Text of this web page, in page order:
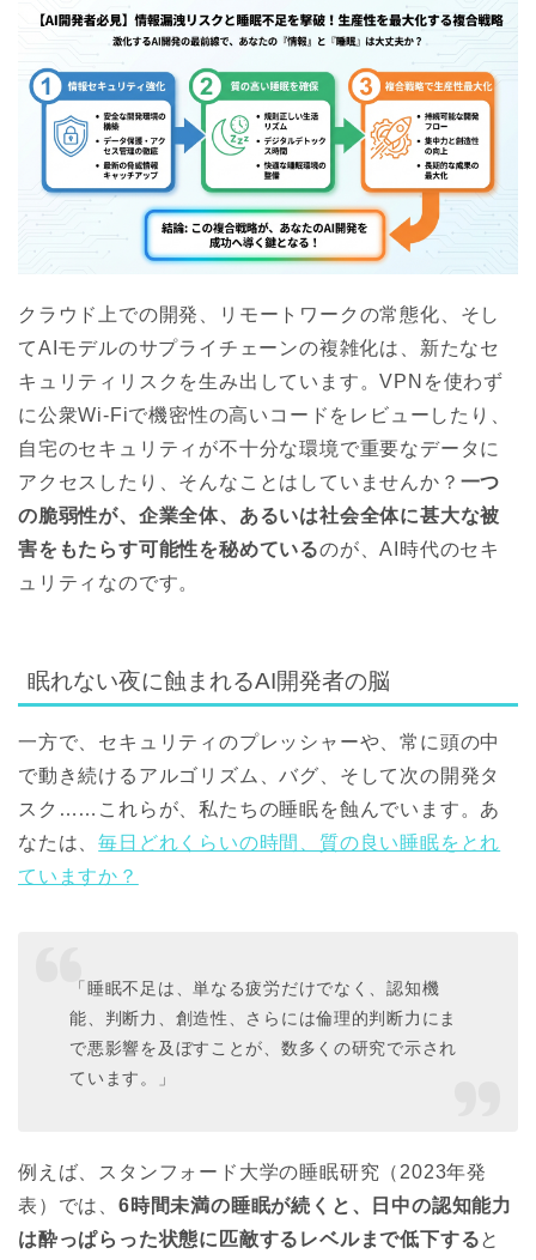
クラウド上での開発、リモートワークの常態化、そし
てAIモデルのサプライチェーンの複雑化は、新たなセ
キュリティリスクを生み出しています。VPNを使わず
に公衆Wi-Fiで機密性の高いコードをレビューしたり、
自宅のセキュリティが不十分な環境で重要なデータに
アクセスしたり、そんなことはしていませんか？ 一つ
の脆弱性が、企業全体、あるいは社会全体に甚大な被
害をもたらす可能性を秘めているのが、AI時代のセキ
ュリティなのです。
眠れない夜に蝕まれるAI開発者の脳
一方で、セキュリティのプレッシャーや、常に頭の中
で動き続けるアルゴリズム、バグ、そして次の開発タ
スク……これらが、私たちの睡眠を蝕んでいます。あ
なたは、毎日どれくらいの時間、質の良い睡眠をとれ
ていますか？
「睡眠不足は、単なる疲労だけでなく、認知機
能、判断力、創造性、さらには倫理的判断力にま
で悪影響を及ぼすことが、数多くの研究で示され
ています。」
例えば、スタンフォード大学の睡眠研究（2023年発
表）では、 6時間未満の睡眠が続くと、日中の認知能力
は酔っぱらった状態に匹敵するレベルまで低下すると